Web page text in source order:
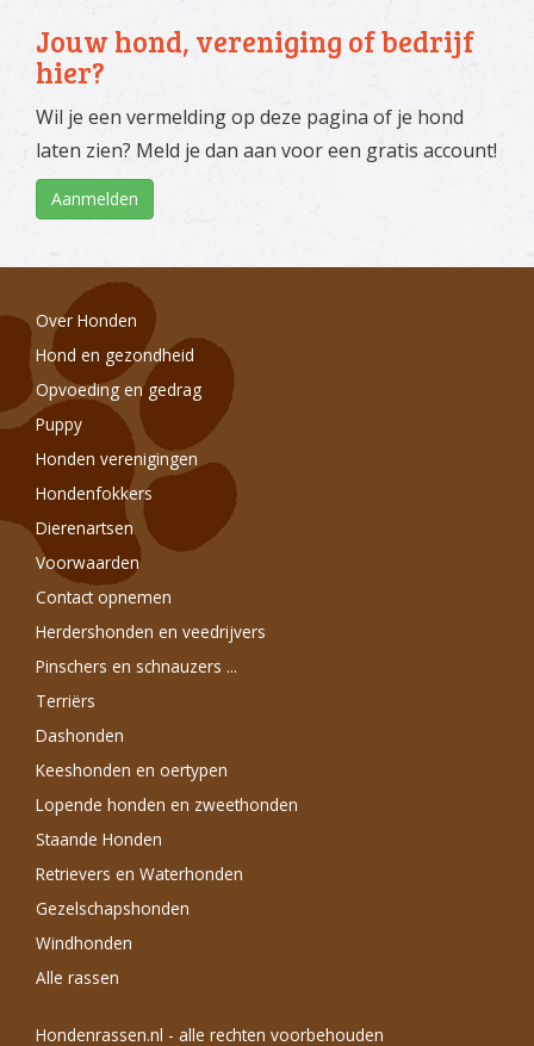
Jouw hond, vereniging of bedrijf
hier?
Wil je een vermelding op deze pagina of je hond
laten zien? Meld je dan aan voor een gratis account!
Aanmelden
Over Honden
Hond en gezondheid
Opvoeding en gedrag
Puppy
Honden verenigingen
Hondenfokkers
Dierenartsen
Voorwaarden
Contact opnemen
Herdershonden en veedrijvers
Pinschers en schnauzers ...
Terriërs
Dashonden
Keeshonden en oertypen
Lopende honden en zweethonden
Staande Honden
Retrievers en Waterhonden
Gezelschapshonden
Windhonden
Alle rassen
Hondenrassen.nl - alle rechten voorbehouden